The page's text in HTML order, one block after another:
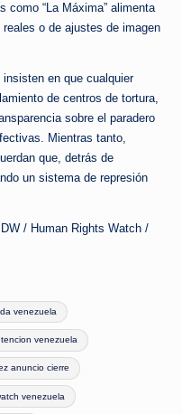
como “La Máxima” alimenta
o de ajustes de imagen
en que cualquier
de centros de tortura,
sobre el paradero
Mientras tanto,
que, detrás de
un sistema de represión
/ Human Rights Watch /
venezuela
venezuela
anuncio cierre
venezuela